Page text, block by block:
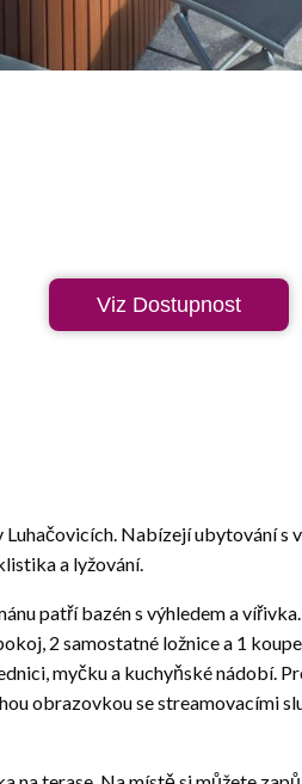
Viz Dostupnost
Nabízejí ubytování s
a lyžování.
patří bazén s výhledem a
2 samostatné ložnice a 1
myčku a kuchyňské nádobí.
obrazovkou se streamovacími